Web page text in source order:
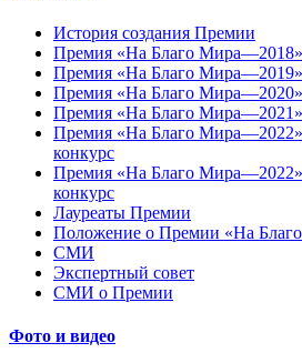
История создания Премии
Премия «На Благо Мира—2018»
Премия «На Благо Мира—2019»
Премия «На Благо Мира—2020»
Премия «На Благо Мира—2021»
Премия «На Благо
конкурс
Премия «На Благо
конкурс
Лауреаты Премии
Положение о Премии «На
СМИ
Экспертный совет
СМИ о Премии
Фото и видео